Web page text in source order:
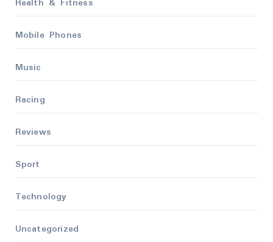
Health & Fitness
Mobile Phones
Music
Racing
Reviews
Sport
Technology
Uncategorized